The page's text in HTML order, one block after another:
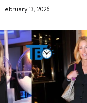
February 13, 2026